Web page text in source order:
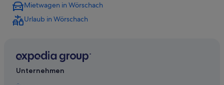
B&B in Liezen
Chalets in Liezen
Gasthäuser in Liezen
Gasthöfe in Liezen
Mietwagen in Wörschach
Urlaub in Wörschach
Unternehmen